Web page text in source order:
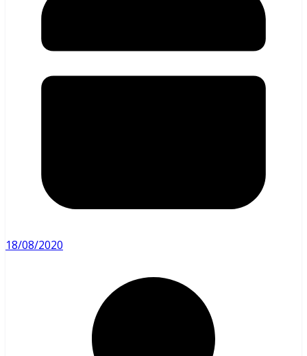
18/08/2020